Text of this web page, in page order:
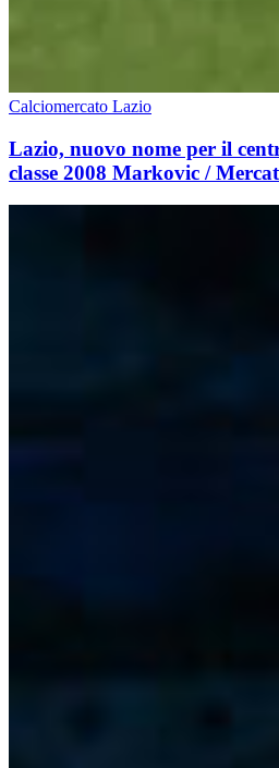
Calciomercato Lazio
Lazio, nuovo nome per il
classe 2008 Markovic /